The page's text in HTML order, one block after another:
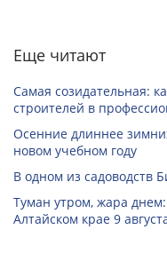
Еще читают
Самая созидательная:
строителей в
Осенние длиннее
новом учебном году
В одном из садоводств
Туман утром, жара
Алтайском крае 9